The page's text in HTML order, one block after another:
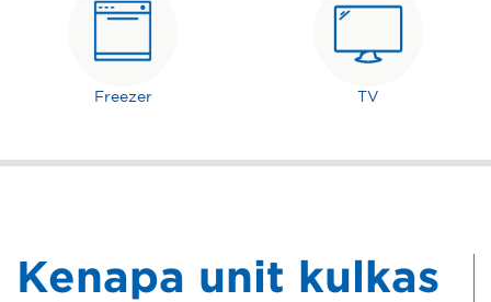
Freezer TV
Kenapa unit kulkas